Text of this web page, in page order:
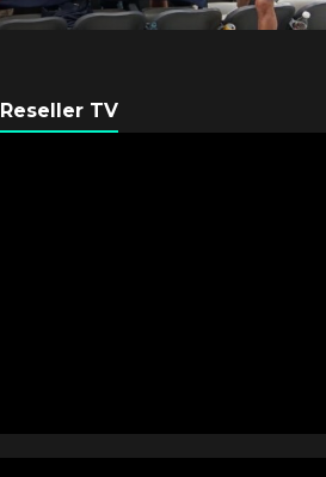
Reseller TV